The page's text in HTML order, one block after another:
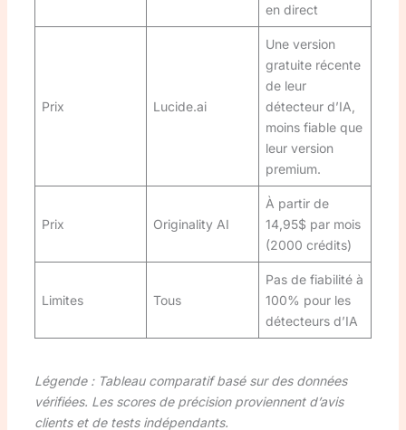
en direct
Prix Lucide.ai
Une version
gratuite récente
de leur
détecteur d’IA,
moins fiable que
leur version
premium.
Prix Originality AI
À partir de
14,95$ par mois
(2000 crédits)
Limites Tous
Pas de fiabilité à
100% pour les
détecteurs d’IA
Légende : Tableau comparatif basé sur des données
vérifiées. Les scores de précision proviennent d’avis
clients et de tests indépendants.